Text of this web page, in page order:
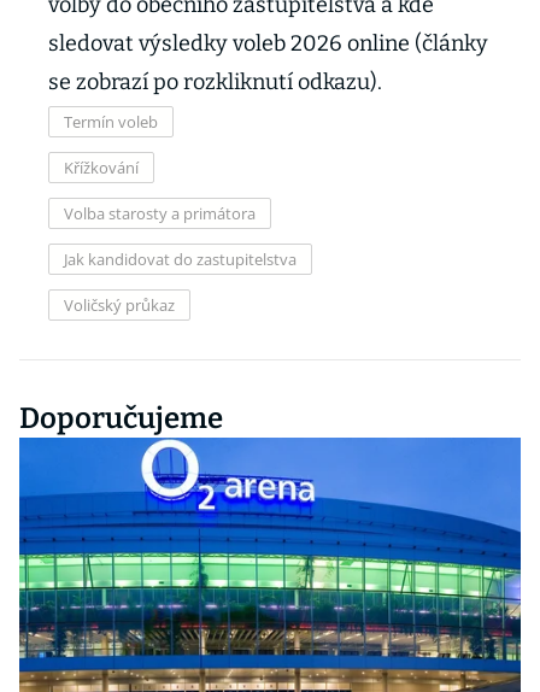
sledovat výsledky voleb 2026 online (články
se zobrazí po rozkliknutí odkazu).
Termín voleb
Křížkování
Volba starosty a primátora
Jak kandidovat do zastupitelstva
Voličský průkaz
Doporučujeme